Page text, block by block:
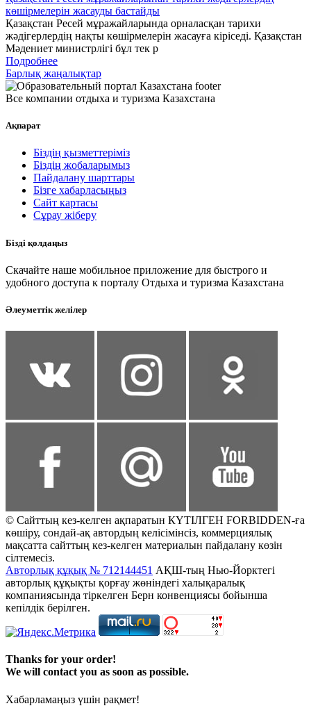
көшірмелерін жасауды бастайды
Қазақстан Ресей мұражайларында орналасқан тарихи
жәдігерлердің нақты көшірмелерін жасауға кіріседі. Қазақстан
Мәдениет министрлігі бұл тек р
Подробнее
Барлық жаңалықтар
Все компании отдыха и туризма Казахстана
Ақпарат
Біздің қызметтеріміз
Біздің жобаларымыз
Пайдалану шарттары
Бізге хабарласыңыз
Сайт картасы
Сұрау жіберу
Бізді қолдаңыз
Скачайте наше мобильное приложение для быстрого и
удобного доступа к порталу Отдыха и туризма Казахстана
Әлеуметтік желілер
© Сайттың кез-келген ақпаратын КҮТІЛГЕН FORBIDDEN-ға
көшіру, сондай-ақ автордың келісімінсіз, коммерциялық
мақсатта сайттың кез-келген материалын пайдалану көзін
сілтемесіз.
Авторлық құқық № 712144451 АҚШ-тың Нью-Йорктегі
авторлық құқықты қорғау жөніндегі халықаралық
компаниясында тіркелген Берн конвенциясы бойынша
кепілдік берілген.
Thanks for your order!
We will contact you as soon as possible.
Хабарламаңыз үшін рақмет!